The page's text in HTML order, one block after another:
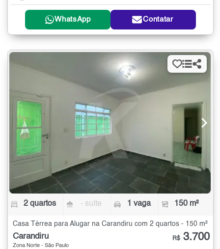
WhatsApp Contatar
2 quartos - suíte 1 vaga 150 m²
Casa Térrea para Alugar na Carandiru com 2 quartos - 150 m²
Carandiru
Zona Norte - São Paulo
R$ 3.700